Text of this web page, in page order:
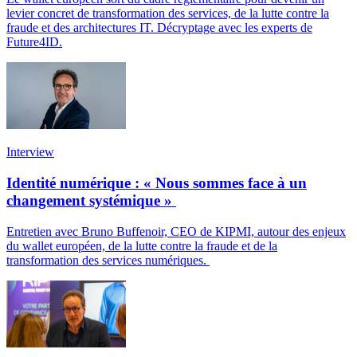
levier concret de transformation des services, de la lutte contre la
fraude et des architectures IT. Décryptage avec les experts de
Future4ID.
Interview
Identité numérique : « Nous sommes face à un
changement systémique »
Entretien avec Bruno Buffenoir, CEO de KIPMI, autour des enjeux
du wallet européen, de la lutte contre la fraude et de la
transformation des services numériques.